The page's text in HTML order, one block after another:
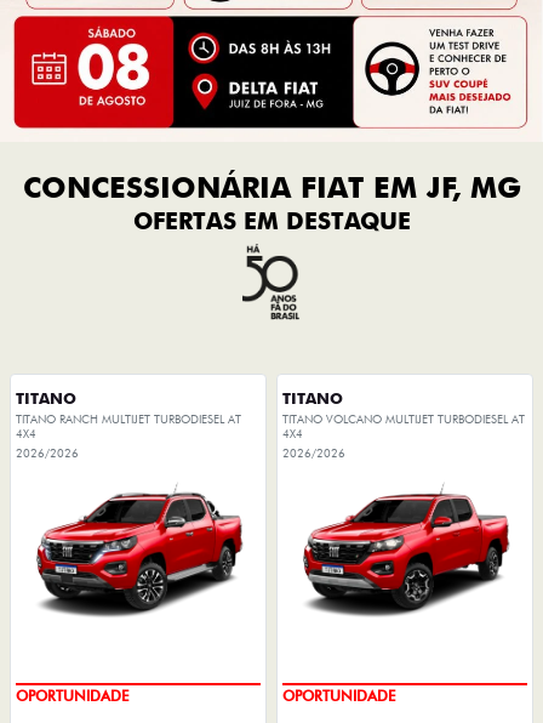
CONCESSIONÁRIA FIAT EM JF, MG
OFERTAS EM DESTAQUE
TITANO
TITANO RANCH MULTIJET TURBODIESEL AT
4X4
2026/2026
PREÇOS REDUZIDOS
TITANO
TITANO VOLCANO MULTIJET TURBODIESEL AT
4X4
2026/2026
PREÇOS REDUZIDOS